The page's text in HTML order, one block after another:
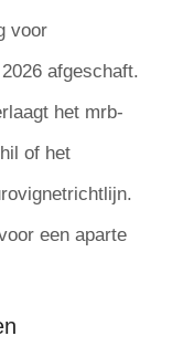
voor
afgeschaft.
het mrb-
of het
een aparte